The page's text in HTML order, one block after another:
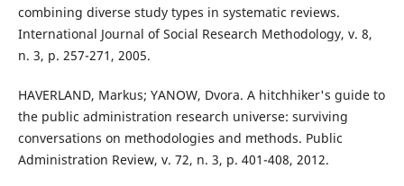
combining diverse study types in systematic reviews.
International Journal of Social Research Methodology, v. 8,
n. 3, p. 257-271, 2005.
HAVERLAND, Markus; YANOW, Dvora. A hitchhiker's guide to
the public administration research universe: surviving
conversations on methodologies and methods. Public
Administration Review, v. 72, n. 3, p. 401-408, 2012.